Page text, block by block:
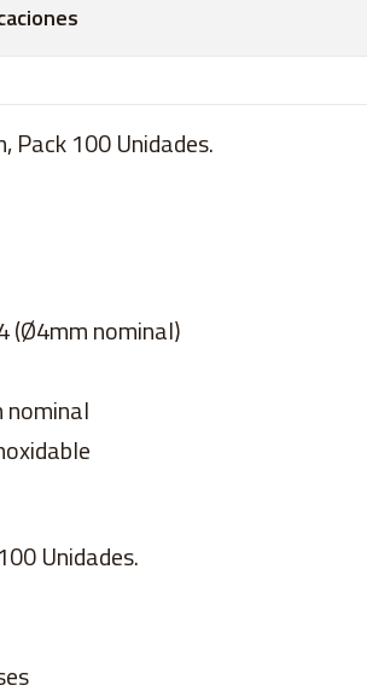
Pack 100 Unidades.
(Ø4mm nominal)
nominal
Unidades.